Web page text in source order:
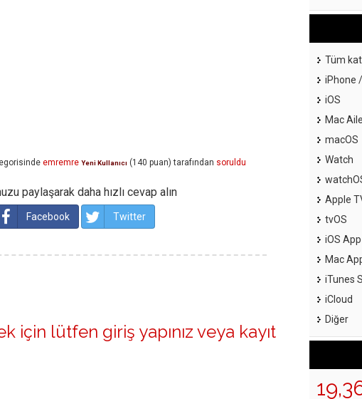
emremre Yeni Kullanıcı (140 puan) tarafından soruldu
paylaşarak daha hızlı cevap alın
Facebook Twitter
için lütfen giriş yapınız veya kayıt
Tüm
iPhone
iOS
Mac
macOS
Watch
Apple
tvOS
iOS
Mac
iTunes
iCloud
Diğer